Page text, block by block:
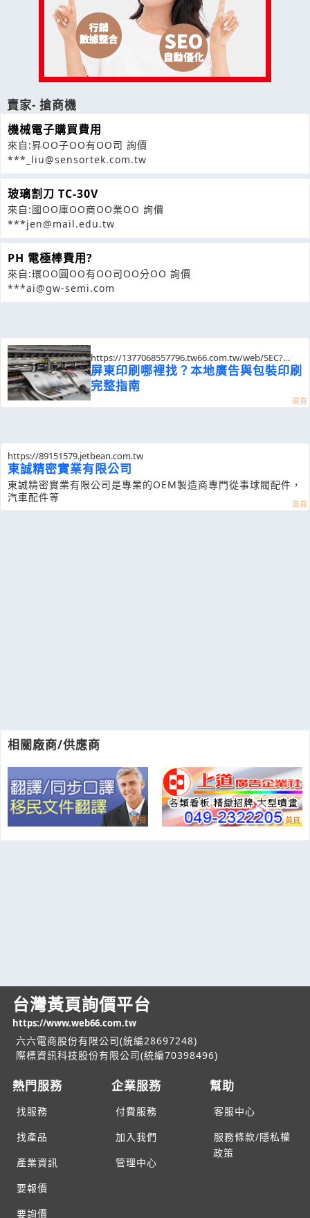
相關廠商/供應商
賣家- 搶商機
機械電子購買費用
來自:昇OO子OO有OO司 詢價
***_liu@sensortek.com.tw
玻璃割刀 TC-30V
來自:國OO庫OO商OO業OO 詢價
***jen@mail.edu.tw
PH 電極棒費用?
來自:環OO圓OO有OO司OO分OO 詢價
***ai@gw-semi.com
https://1377068557796.tw66.com.tw/web/SEC?
postId=1351321
屏東印刷哪裡找？本地廣告與包裝印刷
完整指南
https://89151579.jetbean.com.tw
東誠精密實業有限公司
東誠精密實業有限公司是專業的OEM製造商專門從事球閥配件，
汽車配件等
台灣黃頁詢價平台
https://www.web66.com.tw
六六電商股份有限公司(統編28697248)
際標資訊科技股份有限公司(統編70398496)
熱門服務
找服務
找產品
產業資訊
要報價
要詢價
企業服務
付費服務
加入我們
管理中心
幫助
客服中心
服務條款/隱私權
政策